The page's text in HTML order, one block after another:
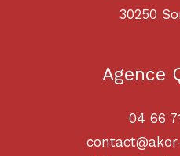
30250
Agence
04 66